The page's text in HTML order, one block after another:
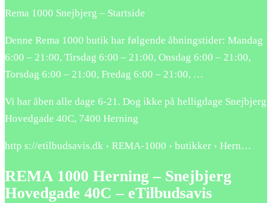
Rema 1000 Snejbjerg – Startside
Denne Rema 1000 butik har følgende åbningstider: Mandag
6:00 – 21:00, Tirsdag 6:00 – 21:00, Onsdag 6:00 – 21:00,
Torsdag 6:00 – 21:00, Fredag 6:00 – 21:00, …
Vi har åben alle dage 6-21. Dog ikke på helligdage Snejbjerg
Hovedgade 40C, 7400 Herning
http s://etilbudsavis.dk › REMA-1000 › butikker › Hern…
REMA 1000 Herning – Snejbjerg
Hovedgade 40C – eTilbudsavis